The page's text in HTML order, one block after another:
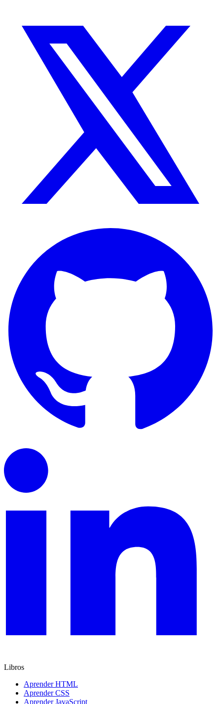
Libros
Aprender HTML
Aprender CSS
Aprender JavaScript